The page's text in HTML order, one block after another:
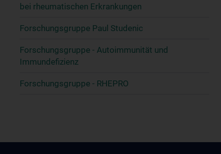
bei rheumatischen Erkrankungen
Forschungsgruppe Paul Studenic
Forschungsgruppe - Autoimmunität und
Immundefizienz
Forschungsgruppe - RHEPRO